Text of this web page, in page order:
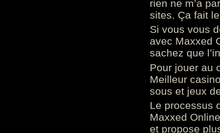
rien ne m’a
sites. Ça fait
Si vous vous
avec Maxxed
sachez que
Pour jouer au
Meilleur
sous et jeux
Le processus
Maxxed
et propose